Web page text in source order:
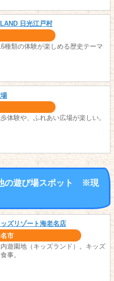
日光江戸村
種類の体験が楽しめる歴史テーマ
体験や、ふれあい広場が楽しい。
の遊び場スポット ※現
ズリゾート海老名店
市
遊園地（キッズランド）。キッズ
事。